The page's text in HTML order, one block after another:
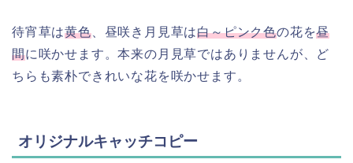
待宵草は黄色、昼咲き月見草は白～ピンク色の花を昼
間に咲かせます。本来の月見草ではありませんが、ど
ちらも素朴できれいな花を咲かせます。
オリジナルキャッチコピー